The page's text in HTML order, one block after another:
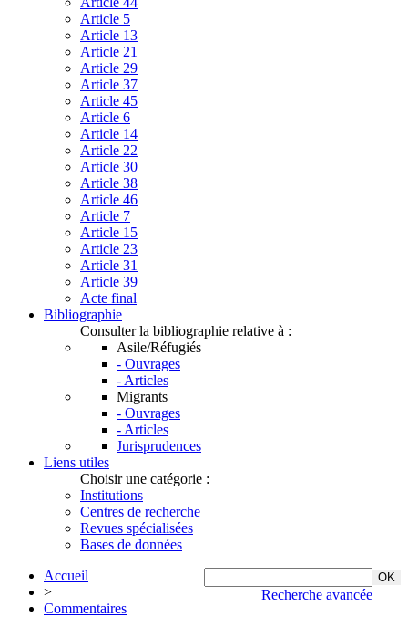
Article 5
Article 13
Article 21
Article 29
Article 37
Article 45
Article 6
Article 14
Article 22
Article 30
Article 38
Article 46
Article 7
Article 15
Article 23
Article 31
Article 39
Acte final
Bibliographie
Consulter la bibliographie relative à :
Asile/Réfugiés
- Ouvrages
- Articles
Migrants
- Ouvrages
- Articles
Jurisprudences
Liens utiles
Choisir une catégorie :
Institutions
Centres de recherche
Revues spécialisées
Bases de données
Recherche avancée
Accueil
>
Commentaires